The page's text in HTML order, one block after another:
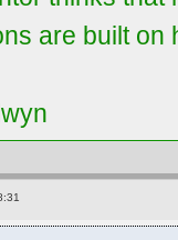
are built on